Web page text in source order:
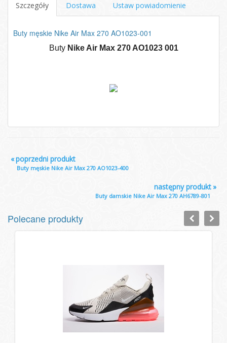
Szczegóły Dostawa Ustaw powiadomienie
Buty męskie Nike Air Max 270 AO1023-001
Buty Nike Air Max 270 AO1023 001
«poprzedni produkt
Buty męskie Nike Air Max 270 AO1023-400
»
następny produkt
Buty damskie Nike Air Max 270 AH6789-801
Polecane produkty